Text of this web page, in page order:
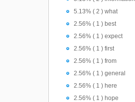
5.13% ( 2 ) what
2.56% ( 1 ) best
2.56% ( 1 ) expect
2.56% ( 1 ) first
2.56% ( 1 ) from
2.56% ( 1 ) general
2.56% ( 1 ) here
2.56% ( 1 ) hope